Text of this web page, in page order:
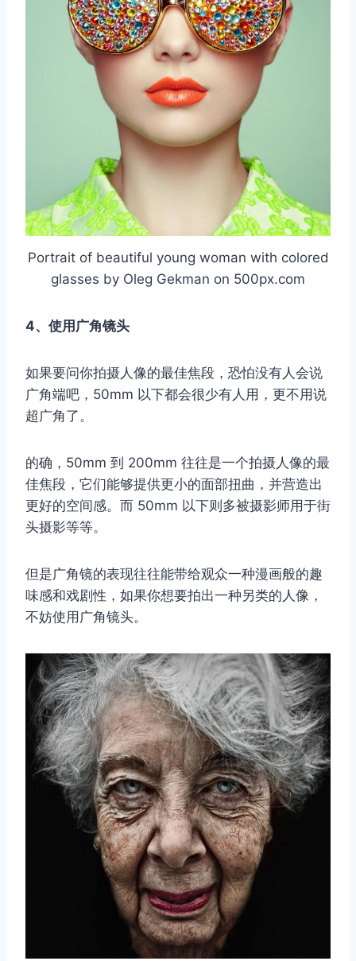
Portrait of beautiful young woman with colored
glasses by Oleg Gekman on 500px.com
4、使用广角镜头
如果要问你拍摄人像的最佳焦段，恐怕没有人会说
广角端吧，50mm 以下都会很少有人用，更不用说
超广角了。
的确，50mm 到 200mm 往往是一个拍摄人像的最
佳焦段，它们能够提供更小的面部扭曲，并营造出
更好的空间感。而 50mm 以下则多被摄影师用于街
头摄影等等。
但是广角镜的表现往往能带给观众一种漫画般的趣
味感和戏剧性，如果你想要拍出一种另类的人像，
不妨使用广角镜头。